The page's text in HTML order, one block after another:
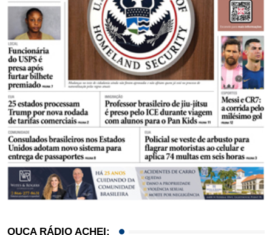
OUÇA RÁDIO ACHEI: